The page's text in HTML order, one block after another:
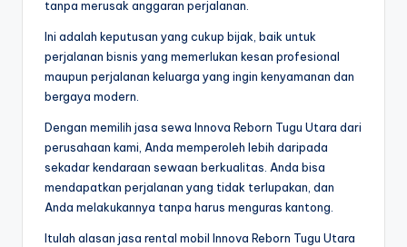
tanpa merusak anggaran perjalanan.
Ini adalah keputusan yang cukup bijak, baik untuk
perjalanan bisnis yang memerlukan kesan profesional
maupun perjalanan keluarga yang ingin kenyamanan dan
bergaya modern.
Dengan memilih jasa sewa Innova Reborn Tugu Utara dari
perusahaan kami, Anda memperoleh lebih daripada
sekadar kendaraan sewaan berkualitas. Anda bisa
mendapatkan perjalanan yang tidak terlupakan, dan
Anda melakukannya tanpa harus menguras kantong.
Itulah alasan jasa rental mobil Innova Reborn Tugu Utara